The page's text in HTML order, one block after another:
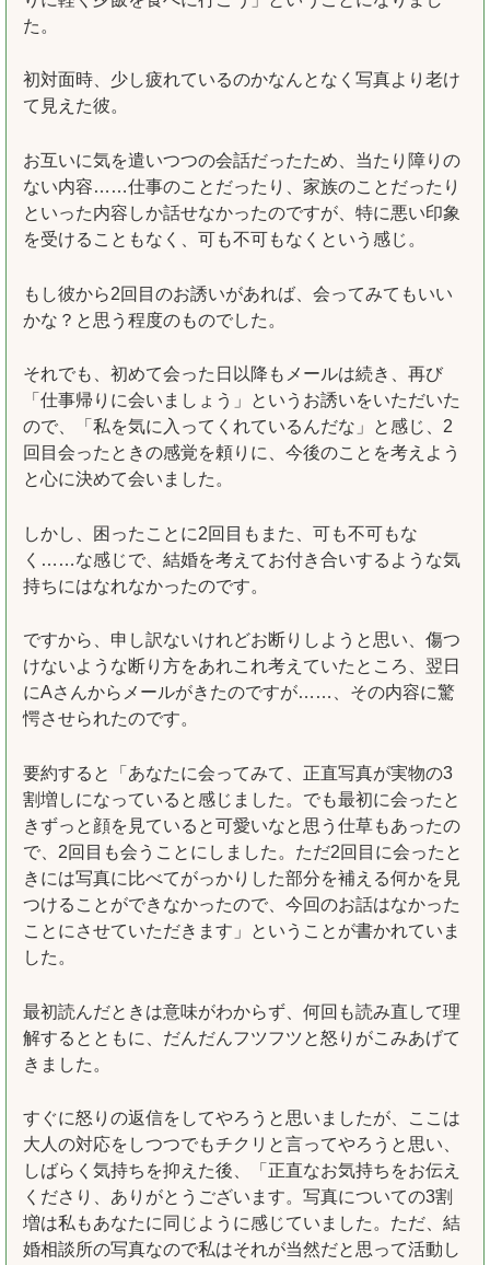
た。
初対面時、少し疲れているのかなんとなく写真より老け
て見えた彼。
お互いに気を遣いつつの会話だったため、当たり障りの
ない内容……仕事のことだったり、家族のことだったり
といった内容しか話せなかったのですが、特に悪い印象
を受けることもなく、可も不可もなくという感じ。
もし彼から2回目のお誘いがあれば、会ってみてもいい
かな？と思う程度のものでした。
それでも、初めて会った日以降もメールは続き、再び
「仕事帰りに会いましょう」というお誘いをいただいた
ので、「私を気に入ってくれているんだな」と感じ、2
回目会ったときの感覚を頼りに、今後のことを考えよう
と心に決めて会いました。
しかし、困ったことに2回目もまた、可も不可もな
く……な感じで、結婚を考えてお付き合いするような気
持ちにはなれなかったのです。
ですから、申し訳ないけれどお断りしようと思い、傷つ
けないような断り方をあれこれ考えていたところ、翌日
にAさんからメールがきたのですが……、その内容に驚
愕させられたのです。
要約すると「あなたに会ってみて、正直写真が実物の3
割増しになっていると感じました。でも最初に会ったと
きずっと顔を見ていると可愛いなと思う仕草もあったの
で、2回目も会うことにしました。ただ2回目に会ったと
きには写真に比べてがっかりした部分を補える何かを見
つけることができなかったので、今回のお話はなかった
ことにさせていただきます」ということが書かれていま
した。
最初読んだときは意味がわからず、何回も読み直して理
解するとともに、だんだんフツフツと怒りがこみあげて
きました。
すぐに怒りの返信をしてやろうと思いましたが、ここは
大人の対応をしつつでもチクリと言ってやろうと思い、
しばらく気持ちを抑えた後、「正直なお気持ちをお伝え
くださり、ありがとうございます。写真についての3割
増は私もあなたに同じように感じていました。ただ、結
婚相談所の写真なので私はそれが当然だと思って活動し